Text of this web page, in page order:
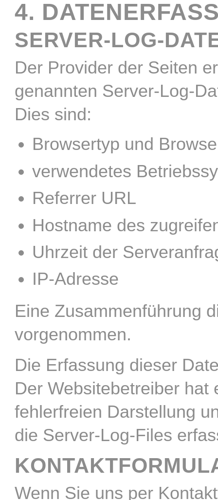
4.
SERVER-LOG-
Der Provider der Seiten
genannten Server-Log-
Dies sind:
Browsertyp und
verwendetes
Referrer URL
Hostname des
Uhrzeit der
IP-Adresse
Eine Zusammenführung
vorgenommen.
Die Erfassung dieser
Der Websitebetreiber
fehlerfreien Darstellung
die Server-Log-Files
Wenn Sie uns per